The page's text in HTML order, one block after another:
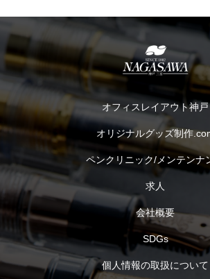
オフィスレイアウト神戸
オリジナルグッズ制作
ペンクリニック/メンテンナ
求人
会社概要
SDGs
個人情報の取扱について